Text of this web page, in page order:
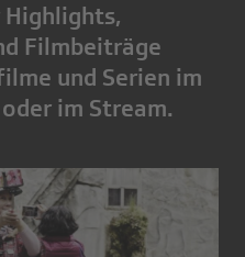
Highlights,
Filmbeiträge
und Serien im
im Stream.